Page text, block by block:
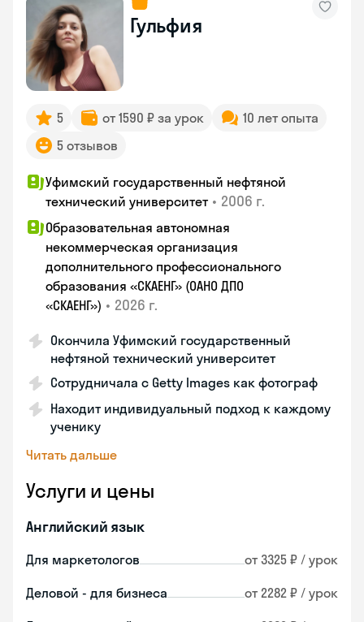
Гульфия
5 от 1590 ₽ за урок
10 лет опыта
5 отзывов
Уфимский государственный нефтяной
технический университет • 2006 г.
Образовательная автономная
некоммерческая организация
дополнительного профессионального
образования «СКАЕНГ» (ОАНО ДПО
«СКАЕНГ») • 2026 г.
Окончила Уфимский государственный
нефтяной технический университет
Сотрудничала с Getty Images как фотограф
Находит индивидуальный подход к каждому
ученику
Читать дальше
Услуги и цены
Английский язык
Для маркетологов от 3325 ₽ / урок
Деловой - для бизнеса от 2282 ₽ / урок